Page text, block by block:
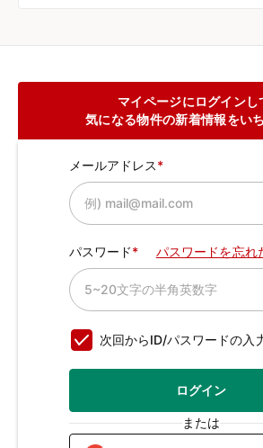
マイページにログインし
気になる物件の新着情報をい
メールアドレス
パスワード パスワードを忘れ
次回からID/パスワードの入
ログイン
または